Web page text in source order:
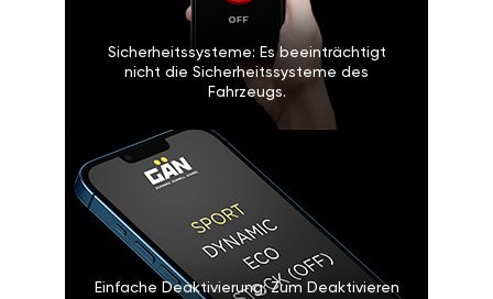
Sicherheitssysteme: Es beeinträchtigt
nicht die Sicherheitssysteme des
Fahrzeugs.
Einfache Deaktivierung: Zum Deaktivieren